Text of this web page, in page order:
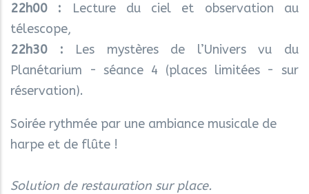
22h00 : Lecture du ciel et observation au
télescope,
22h30 : Les mystères de l’Univers vu du
Planétarium - séance 4 (places limitées - sur
réservation).
Soirée rythmée par une ambiance musicale de
harpe et de flûte !
Solution de restauration sur place.